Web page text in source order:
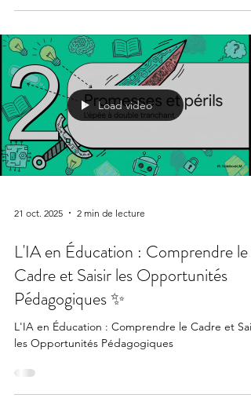
Load video
21 oct. 2025 2 min de lecture
L'IA en Éducation : Comprendre le
Cadre et Saisir les Opportunités
Pédagogiques ✨
L'IA en Éducation : Comprendre le Cadre et
les Opportunités Pédagogiques